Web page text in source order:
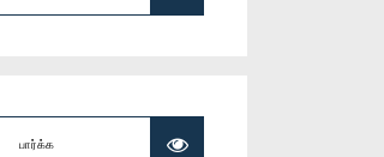
பார்க்க